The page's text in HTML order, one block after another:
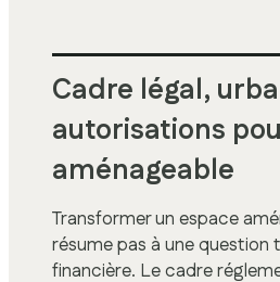
Cadre légal,
autorisations
aménageable
Transformer un espace
résume pas à une question
financière. Le cadre